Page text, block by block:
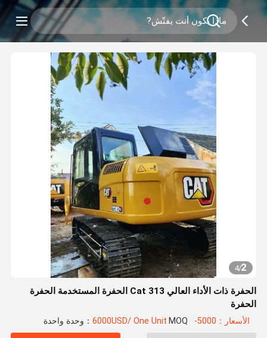
2
/
4
الحفرة ذات الأداء العالي Cat 313 الحفرة المستخدمة الحفرة
الحفرة
الأسعار：5000-6000USD/ One Unit MOQ：وحدة واحدة